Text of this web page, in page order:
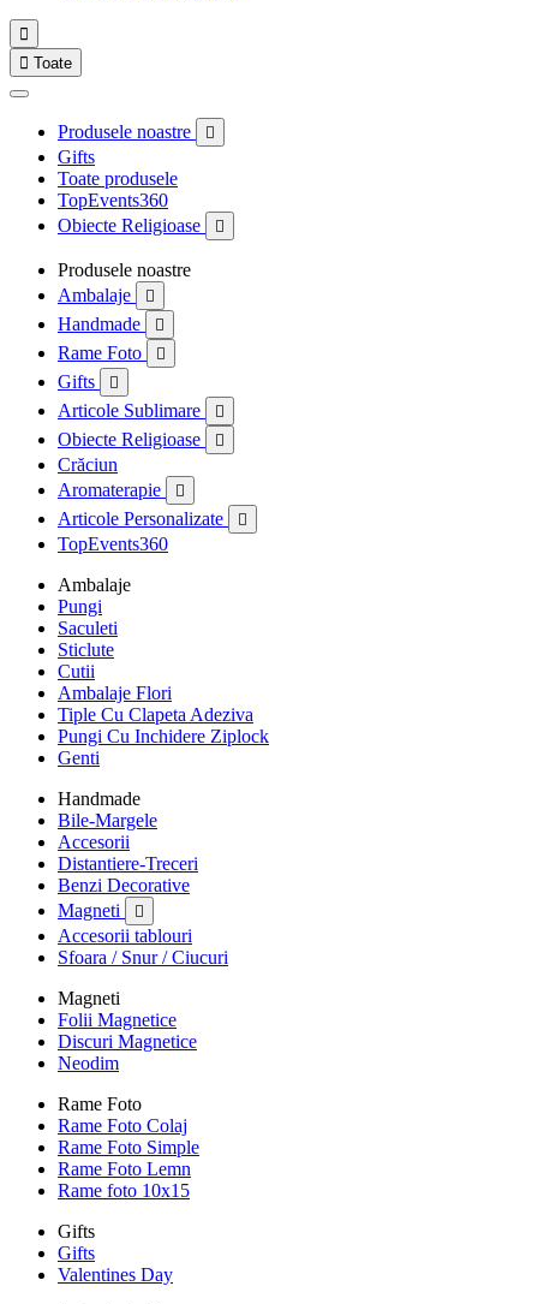

 Toate
Produsele noastre 
Gifts
Toate produsele
TopEvents360
Obiecte Religioase

Produsele noastre
Ambalaje

Handmade 
Rame Foto 
Gifts 
Articole Sublimare 
Obiecte Religioase 
Crăciun
Aromaterapie

Articole Personalizate 
TopEvents360
Ambalaje
Pungi
Saculeti
Sticlute
Cutii
Ambalaje Flori
Tiple Cu Clapeta Adeziva
Pungi Cu Inchidere Ziplock
Genti
Handmade
Bile-Margele
Accesorii
Distantiere-Treceri
Benzi Decorative
Magneti

Accesorii tablouri
Sfoara / Snur / Ciucuri
Magneti
Folii Magnetice
Discuri Magnetice
Neodim
Rame Foto
Rame Foto Colaj
Rame Foto Simple
Rame Foto Lemn
Rame foto 10x15
Gifts
Gifts
Valentines Day